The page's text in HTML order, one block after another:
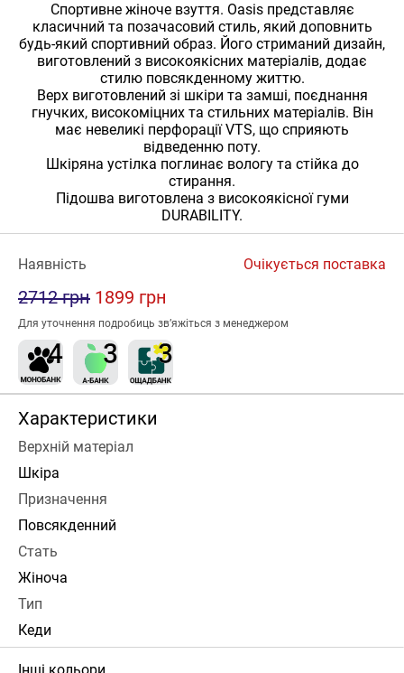
Спортивне жіноче взуття. Oasis представляє
класичний та позачасовий стиль, який доповнить
будь-який спортивний образ. Його стриманий дизайн,
виготовлений з високоякісних матеріалів, додає
стилю повсякденному життю.
Верх виготовлений зі шкіри та замші, поєднання
гнучких, високоміцних та стильних матеріалів. Він
має невеликі перфорації VTS, що сприяють
відведенню поту.
Шкіряна устілка поглинає вологу та стійка до
стирання.
Підошва виготовлена ​​з високоякісної гуми
DURABILITY.
Наявність Очікується поставка
2712 грн 1899 грн
Для уточнення подробиць зв’яжіться з менеджером
Характеристики
Верхній матеріал
Шкіра
Призначення
Повсякденний
Стать
Жіноча
Тип
Кеди